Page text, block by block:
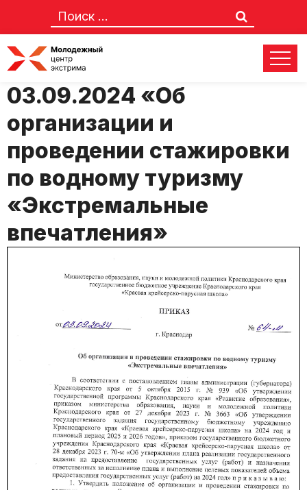
Приказ № 64-м от
03.09.2024 «Об
организации и
проведении стажировки
по водному туризму
«Экстремальные
впечатления»